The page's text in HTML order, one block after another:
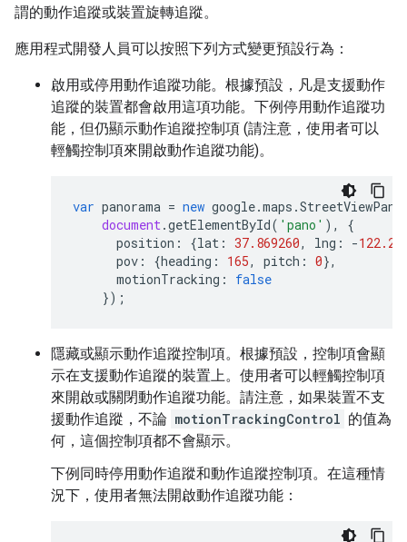
謂的動作追蹤或裝置旋轉追蹤。
應用程式開發人員可以按照下列方式變更預設行為：
啟用或停用動作追蹤功能。根據預設，凡是支援動作
追蹤的裝置都會啟用這項功能。下例停用動作追蹤功
能，但仍顯示動作追蹤控制項 (請注意，使用者可以
輕觸控制項來開啟動作追蹤功能)。
var panorama = new google.maps .
document.getElementById( 'pano' ),
{
position : {lat : 37.869260, lng : -
pov : {heading : 165, pitch : 0},
motionTracking :
false
});
隱藏或顯示動作追蹤控制項。根據預設，控制項會顯
示在支援動作追蹤的裝置上。使用者可以輕觸控制項
來開啟或關閉動作追蹤功能。請注意，如果裝置不支
援動作追蹤，不論 motionTrackingControl 的值為
何，這個控制項都不會顯示。
下例同時停用動作追蹤和動作追蹤控制項。在這種情
況下，使用者無法開啟動作追蹤功能：